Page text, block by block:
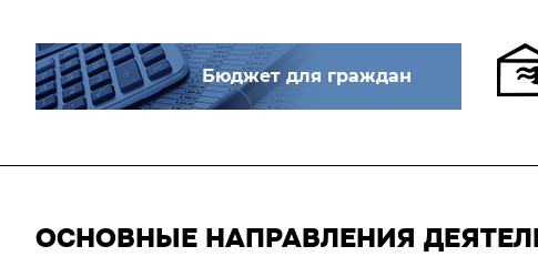
Бюджет для граждан
ОСНОВНЫЕ НАПРАВЛЕНИЯ